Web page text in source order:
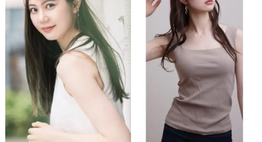
Web制作
スタジオ概要 運営会社
オプション内容 よくある質問
ブログ
ディレクター・カメラマン
モデル募集